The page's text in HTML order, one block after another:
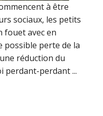
à être
sociaux, les petits
fouet avec en
possible perte de la
réduction du
perdant-perdant ...